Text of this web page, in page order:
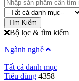
Tìm Kiếm
Bộ lọc & tìm kiếm
Ngành nghề
Tất cả danh mục
Tiêu dùng 4358